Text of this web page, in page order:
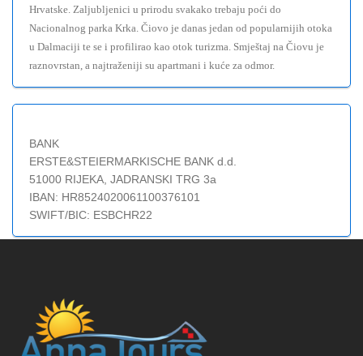
Hrvatske. Zaljubljenici u prirodu svakako trebaju poći do
Nacionalnog parka Krka. Čiovo je danas jedan od popularnijih otoka
u Dalmaciji te se i profilirao kao otok turizma. Smještaj na Čiovu je
raznovrstan, a najtraženiji su apartmani i kuće za odmor.
BANK
ERSTE&STEIERMARKISCHE BANK d.d.
51000 RIJEKA, JADRANSKI TRG 3a
IBAN: HR8524020061100376101
SWIFT/BIC: ESBCHR22